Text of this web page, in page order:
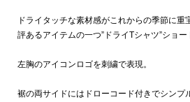
ドライタッチな素材感がこれからの季節に重
評あるアイテムの一つ”ドライTシャツ”ショー
左胸のアイコンロゴを刺繍で表現。
裾の両サイドにはドローコード付きでシンプ